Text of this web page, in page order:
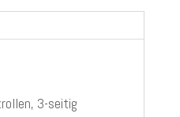
3-seitig